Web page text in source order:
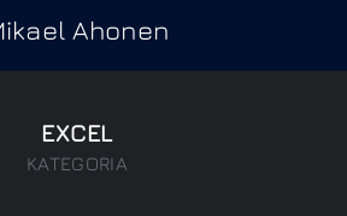
Ahonen
EXCEL
KATEGORIA